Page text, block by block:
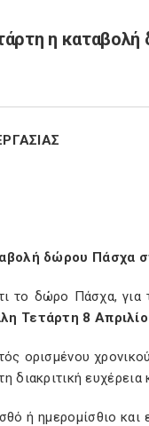
η
δώρου Πάσχα
το δώρο Πάσχα,
Τετάρτη 8
ορισμένου
διακριτική
ή ημερομίσθιο